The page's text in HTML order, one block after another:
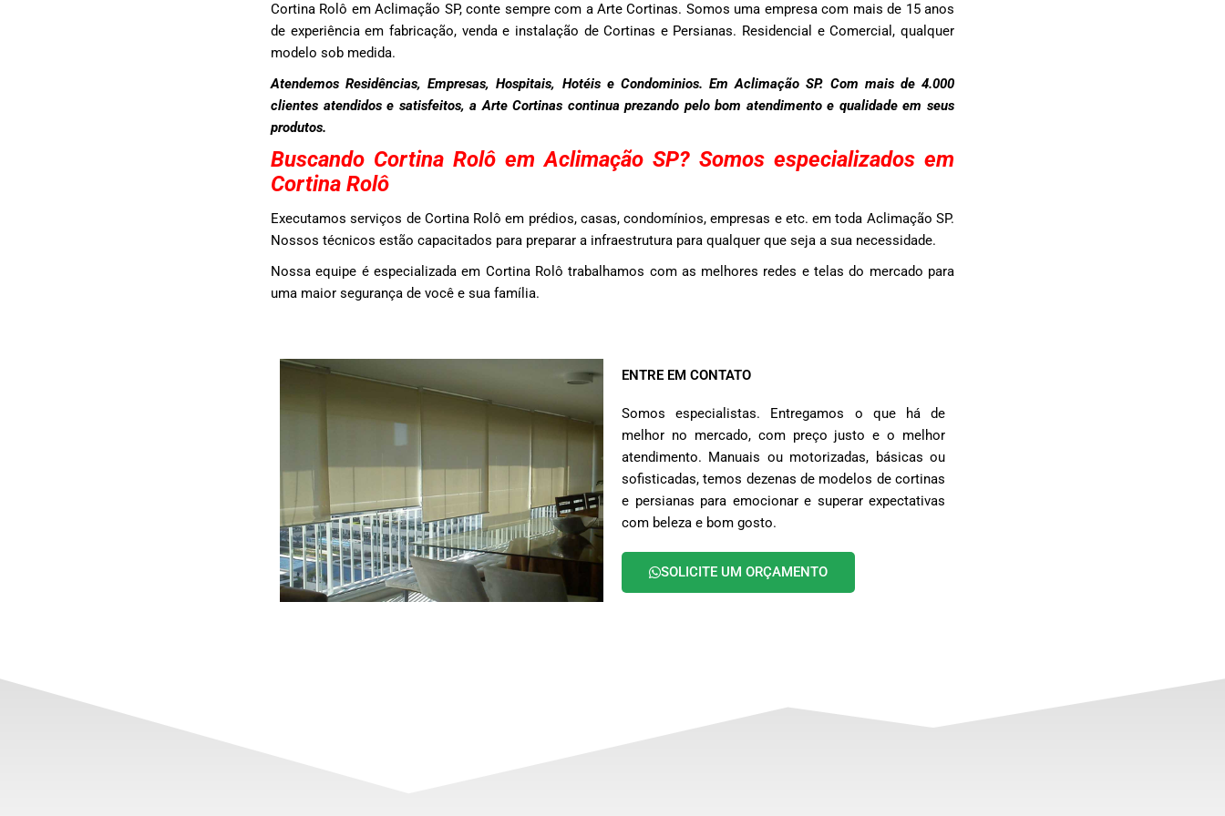
Cortina Rolô em Aclimação SP, conte sempre com a Arte Cortinas. Somos uma empresa com mais de 15 anos
de experiência em fabricação, venda e instalação de Cortinas e Persianas. Residencial e Comercial, qualquer
modelo sob medida.
Atendemos Residências, Empresas, Hospitais, Hotéis e Condominios. Em Aclimação SP. Com mais de 4.000
clientes atendidos e satisfeitos, a Arte Cortinas continua prezando pelo bom atendimento e qualidade em seus
produtos.
Buscando Cortina Rolô em Aclimação SP? Somos especializados em
Cortina Rolô
Executamos serviços de Cortina Rolô em prédios, casas, condomínios, empresas e etc. em toda Aclimação SP.
Nossos técnicos estão capacitados para preparar a infraestrutura para qualquer que seja a sua necessidade.
Nossa equipe é especializada em Cortina Rolô trabalhamos com as melhores redes e telas do mercado para
uma maior segurança de você e sua família.
ENTRE EM CONTATO
Somos especialistas. Entregamos o que há de
melhor no mercado, com preço justo e o melhor
atendimento. Manuais ou motorizadas, básicas ou
sofisticadas, temos dezenas de modelos de cortinas
e persianas para emocionar e superar expectativas
com beleza e bom gosto.
SOLICITE UM ORÇAMENTO